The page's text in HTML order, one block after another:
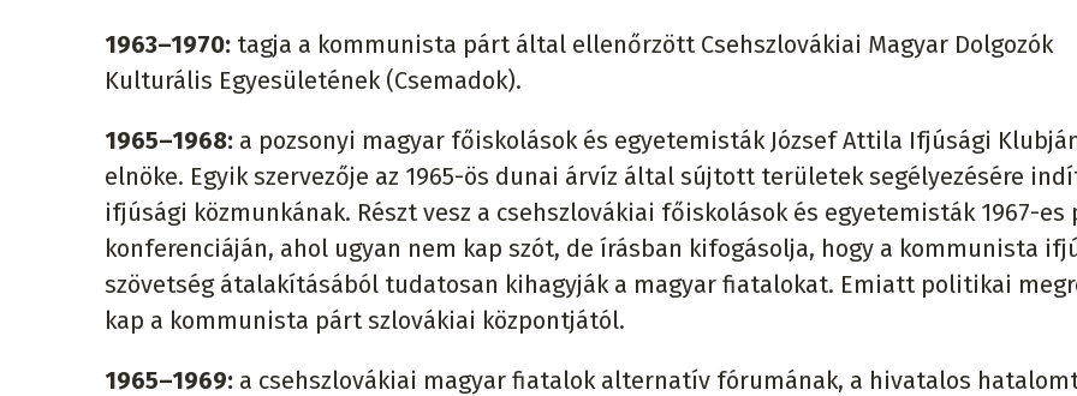
1963–1970: tagja a kommunista párt által ellenőrzött Csehszlovákiai Magyar Dolgozók
Kulturális Egyesületének (Csemadok).
1965–1968: a pozsonyi magyar főiskolások és egyetemisták József Attila Ifjúsági
elnöke. Egyik szervezője az 1965-ös dunai árvíz által sújtott területek segélyezésére
ifjúsági közmunkának. Részt vesz a csehszlovákiai főiskolások és egyetemisták 1967-es
konferenciáján, ahol ugyan nem kap szót, de írásban kifogásolja, hogy a kommunista
szövetség átalakításából tudatosan kihagyják a magyar fiatalokat. Emiatt politikai
kap a kommunista párt szlovákiai központjától.
1965–1969: a csehszlovákiai magyar fiatalok alternatív fórumának, a hivatalos